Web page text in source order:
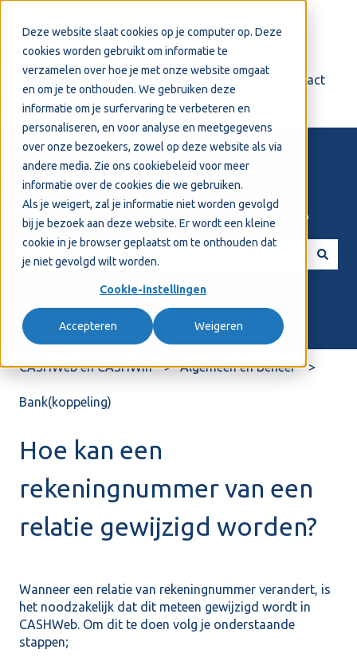
Deze website slaat cookies op je computer op. Deze
cookies worden gebruikt om informatie te
verzamelen over hoe je met onze website omgaat
en om je te onthouden. We gebruiken deze
informatie om je surfervaring te verbeteren en
personaliseren, en voor analyse en meetgegevens
over onze bezoekers, zowel op deze website als via
andere media. Zie ons cookiebeleid voor meer
informatie over de cookies die we gebruiken.
Als je weigert, zal je informatie niet worden gevolgd
bij je bezoek aan deze website. Er wordt een kleine
cookie in je browser geplaatst om te onthouden dat
je niet gevolgd wilt worden.
Cookie-instellingen
Accepteren Weigeren
Support Contact
Welkom! Hoe kunnen we je helpen?
CASHWeb en CASHWin Algemeen en Beheer
Bank(koppeling)
Hoe kan een
rekeningnummer van een
relatie gewijzigd worden?
Wanneer een relatie van rekeningnummer verandert, is
het noodzakelijk dat dit meteen gewijzigd wordt in
CASHWeb. Om dit te doen volg je onderstaande
stappen;